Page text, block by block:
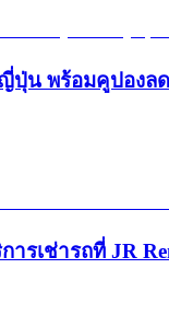
น พร้อมคูปองล
ารเช่ารถที่ JR